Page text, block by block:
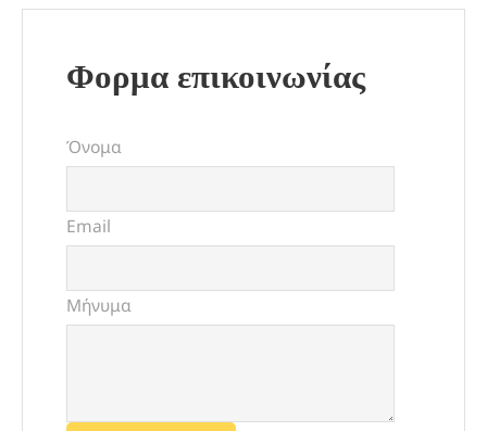
Φορμα επικοινωνίας
Όνομα
Email
Μήνυμα